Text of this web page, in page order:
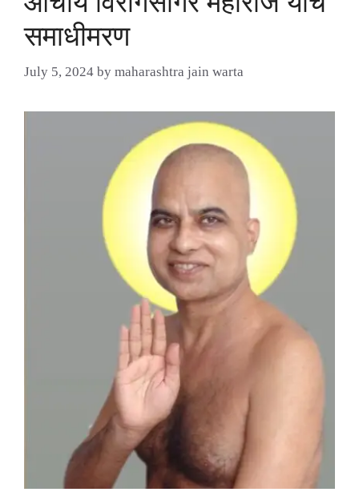
समाधीमरण
July 5, 2024 by maharashtra jain warta